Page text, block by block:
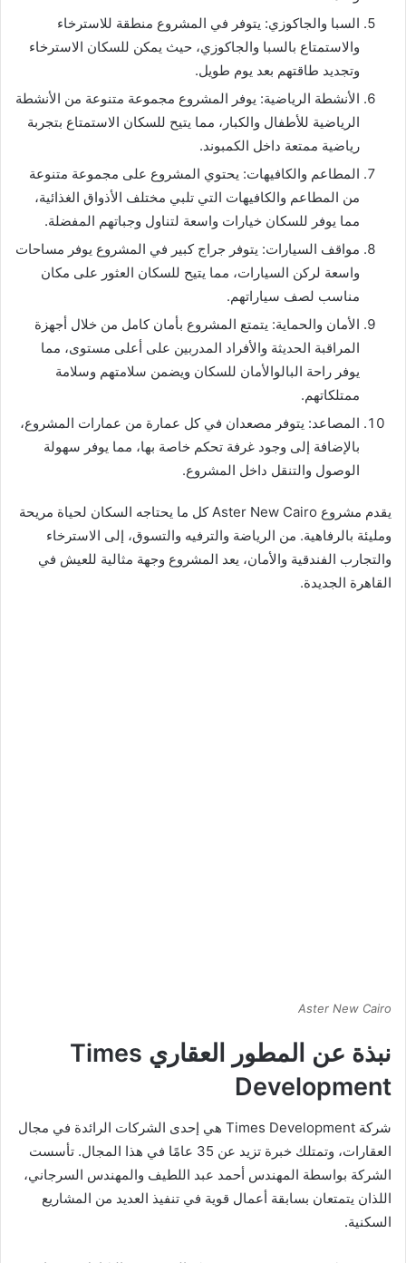
السبا والجاكوزي: يتوفر في المشروع منطقة للاسترخاء
والاستمتاع بالسبا والجاكوزي، حيث يمكن للسكان الاسترخاء
وتجديد طاقتهم بعد يوم طويل.
الأنشطة الرياضية: يوفر المشروع مجموعة متنوعة من الأنشطة
الرياضية للأطفال والكبار، مما يتيح للسكان الاستمتاع بتجربة
رياضية ممتعة داخل الكمبوند.
المطاعم والكافيهات: يحتوي المشروع على مجموعة متنوعة
من المطاعم والكافيهات التي تلبي مختلف الأذواق الغذائية،
مما يوفر للسكان خيارات واسعة لتناول وجباتهم المفضلة.
مواقف السيارات: يتوفر جراج كبير في المشروع يوفر مساحات
واسعة لركن السيارات، مما يتيح للسكان العثور على مكان
مناسب لصف سياراتهم.
الأمان والحماية: يتمتع المشروع بأمان كامل من خلال أجهزة
المراقبة الحديثة والأفراد المدربين على أعلى مستوى، مما
يوفر راحة البالوالأمان للسكان ويضمن سلامتهم وسلامة
ممتلكاتهم.
المصاعد: يتوفر مصعدان في كل عمارة من عمارات المشروع،
بالإضافة إلى وجود غرفة تحكم خاصة بها، مما يوفر سهولة
الوصول والتنقل داخل المشروع.
يقدم مشروع Aster New Cairo كل ما يحتاجه السكان لحياة مريحة
ومليئة بالرفاهية. من الرياضة والترفيه والتسوق، إلى الاسترخاء
والتجارب الفندقية والأمان، يعد المشروع وجهة مثالية للعيش في
القاهرة الجديدة.
Aster New Cairo
نبذة عن المطور العقاري Times
Development
شركة Times Development هي إحدى الشركات الرائدة في مجال
العقارات، وتمتلك خبرة تزيد عن 35 عامًا في هذا المجال. تأسست
الشركة بواسطة المهندس أحمد عبد اللطيف والمهندس السرجاني،
اللذان يتمتعان بسابقة أعمال قوية في تنفيذ العديد من المشاريع
السكنية.